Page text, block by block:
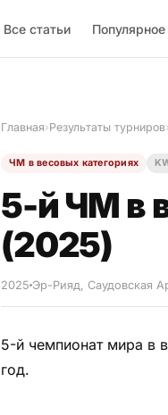
Все статьи Популярное
Главная›Результаты турниров›
ЧМ в весовых категориях
5-й ЧМ в
(2025)
2025 Эр-Рияд, Саудовская
5-й чемпионат мира в
год.